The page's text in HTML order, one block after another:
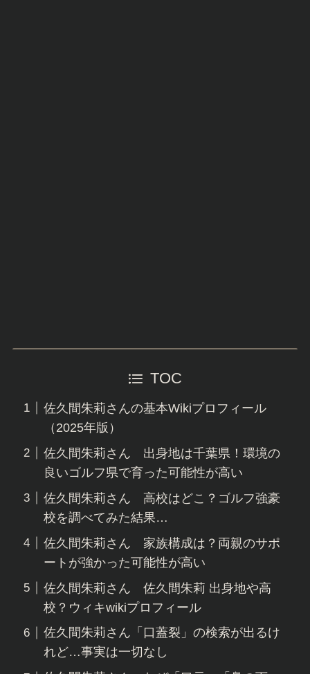
TOC
佐久間朱莉さんの基本Wikiプロフィール
（2025年版）
佐久間朱莉さん 出身地は千葉県！環境の
良いゴルフ県で育った可能性が高い
佐久間朱莉さん 高校はどこ？ゴルフ強豪
校を調べてみた結果…
佐久間朱莉さん 家族構成は？両親のサポ
ートが強かった可能性が高い
佐久間朱莉さん 佐久間朱莉 出身地や高
校？ウィキwikiプロフィール
佐久間朱莉さん「口蓋裂」の検索が出るけ
れど…事実は一切なし